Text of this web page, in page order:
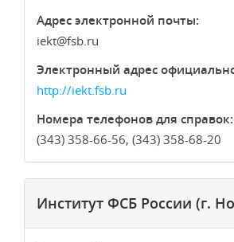
Адрес электронной почты:
iekt
fsb.ru
Электронный адрес
http://iekt.fsb.ru
Номера телефонов для справок:
(343) 358-66-56, (343) 358-68-20
Институт ФСБ России (г.